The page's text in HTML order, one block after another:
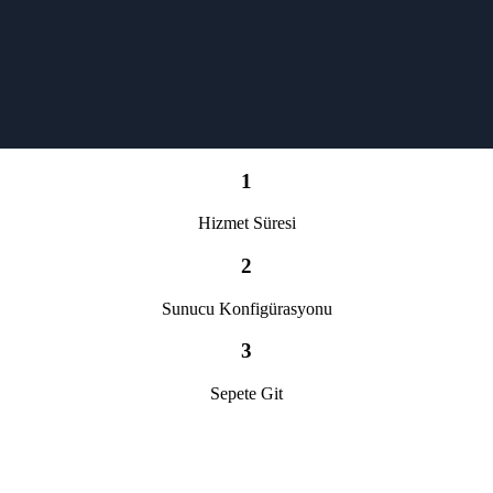
1
Hizmet Süresi
2
Sunucu Konfigürasyonu
3
Sepete Git